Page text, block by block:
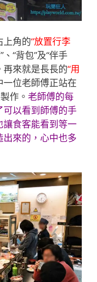
上角的“放置行李
“背包”及“伴手
再來就是長長的“用
一位老師傅正站在
作。 老師傅的每
以看到師傅的手
食客能看到等一
來的，心中也多